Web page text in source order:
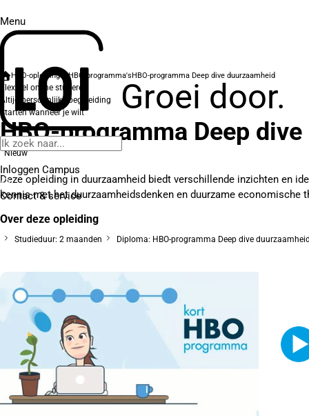
Menu
Groei door.
Inloggen Campus
Contact& service
HBO-opleidingenHBO-programma'sHBO-programma Deep dive duurzaamheid
Flexibel online studeren
Altijd persoonlijke begeleiding
Starten wanneer je wilt
HBO-programma Deep
Nieuw
Deze opleiding in duurzaamheid biedt verschillende inzichten en
kennis met het duurzaamheidsdenken en duurzame economische
Over deze opleiding
Studieduur: 2 maanden Diploma: HBO-programma Deep dive